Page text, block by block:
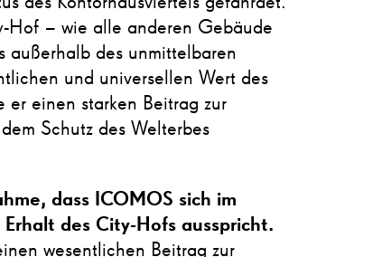
Hof – wie alle anderen Gebäude
außerhalb des unmittelbaren
und universellen Wert des
er einen starken Beitrag zur
Schutz des Welterbes
dass ICOMOS sich im
des City-Hofs ausspricht.
wesentlichen Beitrag zur